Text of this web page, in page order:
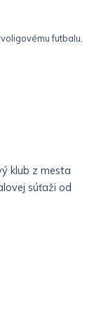
futbalu.
klub z mesta
súťaži od